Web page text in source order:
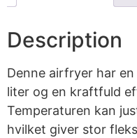
Description
Denne airfryer har
liter og en kraftfuld
Temperaturen kan
hvilket giver stor